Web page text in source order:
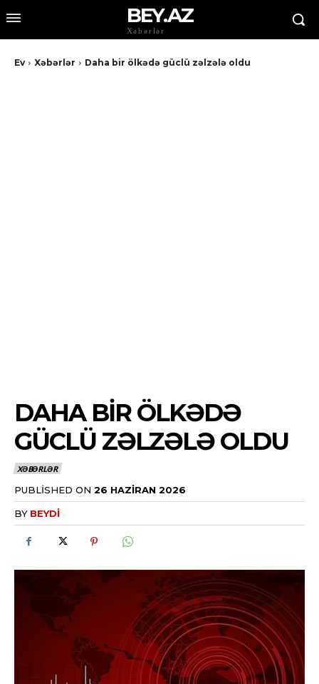
BEY.AZ
Xəbərlər
Ev Xəbərlər Daha bir ölkədə güclü zəlzələ oldu
DAHA BIR ÖLKƏDƏ
GÜCLÜ ZƏLZƏLƏ OLDU
XƏBƏRLƏR
PUBLISHED ON 26 HAZIRAN 2026
BY BEYDI